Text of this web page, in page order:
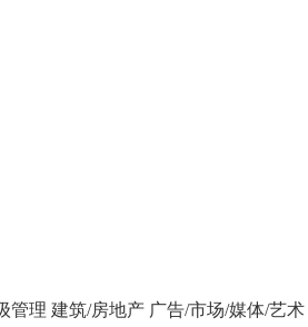
管理 建筑/房地产 广告/市场/媒体/艺术